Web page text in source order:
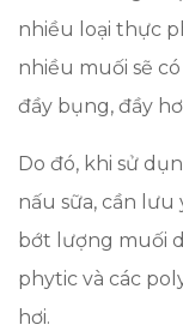
nhiều loại thực
nhiều muối sẽ
đầy bụng, đầy
Do đó, khi sử
nấu sữa, cần lưu
bớt lượng muối
phytic và các
hơi.